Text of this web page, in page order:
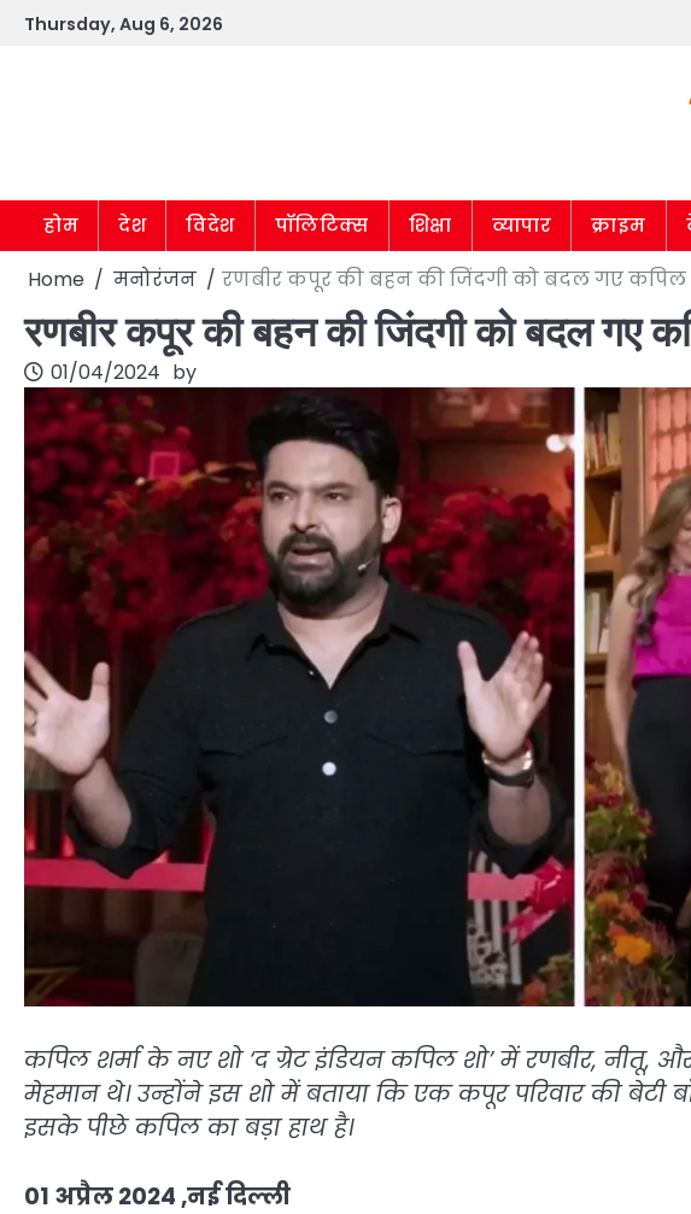
SkipThursday, Aug 6, 2026
होम देश विदेश पॉलिटिक्स शिक्षा व्यापार क्राइम
Home मनोरंजन रणबीर कपूर की बहन की जिंदगी को बदल गए कपिल
रणबीर कपूर की बहन की जिंदगी को बदल गए
01/04/2024 by
कपिल शर्मा के नए शो ‘द ग्रेट इंडियन कपिल शो’ में रणबीर, नीतू,
मेहमान थे। उन्होंने इस शो में बताया कि एक कपूर परिवार की बेटी
इसके पीछे कपिल का बड़ा हाथ है।
01 अप्रैल 2024 ,नई दिल्ली